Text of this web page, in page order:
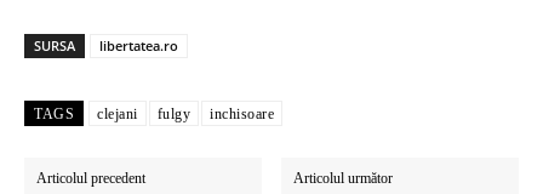
SURSA libertatea.ro
TAGS clejani fulgy inchisoare
Articolul precedent Articolul următor